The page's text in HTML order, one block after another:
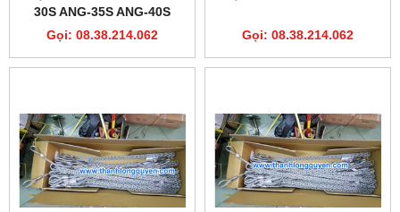
30S ANG-35S ANG-40S
ANG-45S ANG-50S
Gọi: 08.38.214.062 Gọi: 08.38.214.062